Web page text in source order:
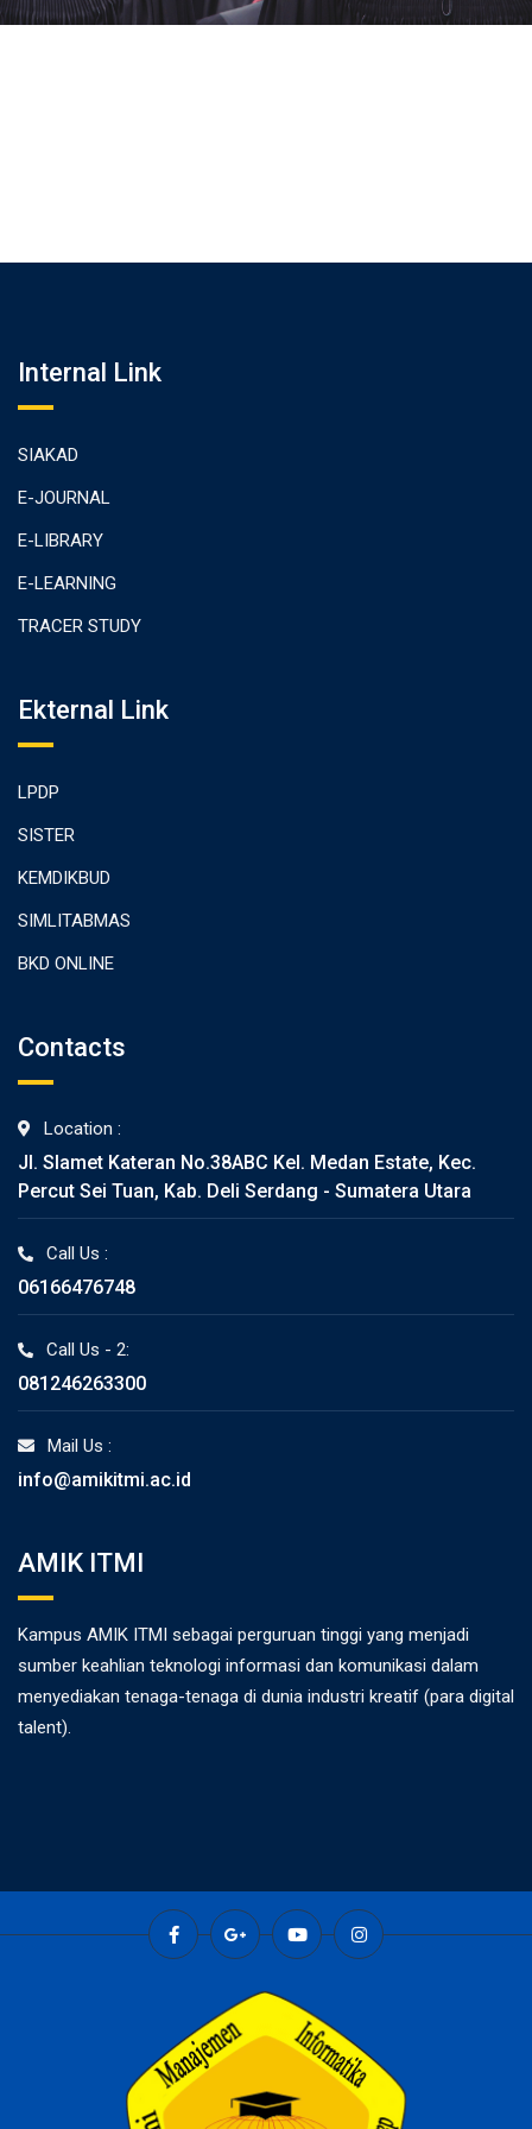
Internal Link
SIAKAD
E-JOURNAL
E-LIBRARY
E-LEARNING
TRACER STUDY
Ekternal Link
LPDP
SISTER
KEMDIKBUD
SIMLITABMAS
BKD ONLINE
Contacts
Location :
Jl. Slamet Kateran No.38ABC Kel. Medan Estate, Kec.
Percut Sei Tuan, Kab. Deli Serdang - Sumatera Utara
Call Us :
06166476748
Call Us - 2:
081246263300
Mail Us :
info@amikitmi.ac.id
AMIK ITMI
Kampus AMIK ITMI sebagai perguruan tinggi yang menjadi
sumber keahlian teknologi informasi dan komunikasi dalam
menyediakan tenaga-tenaga di dunia industri kreatif (para digital
talent).